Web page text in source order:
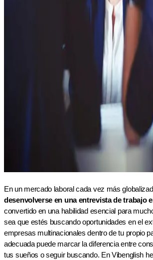
En un mercado laboral cada vez más
desenvolverse en una entrevista de trabajo
convertido en una habilidad esencial para
sea que estés buscando oportunidades en el
empresas multinacionales dentro de tu propio
adecuada puede marcar la diferencia entre
tus sueños o seguir buscando. En Vibenglish